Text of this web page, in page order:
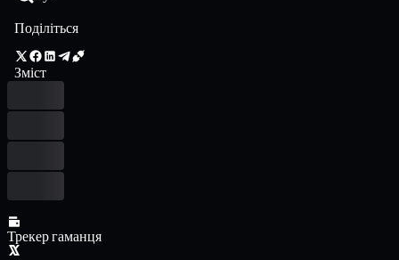
Поділіться
Зміст
Трекер гаманця